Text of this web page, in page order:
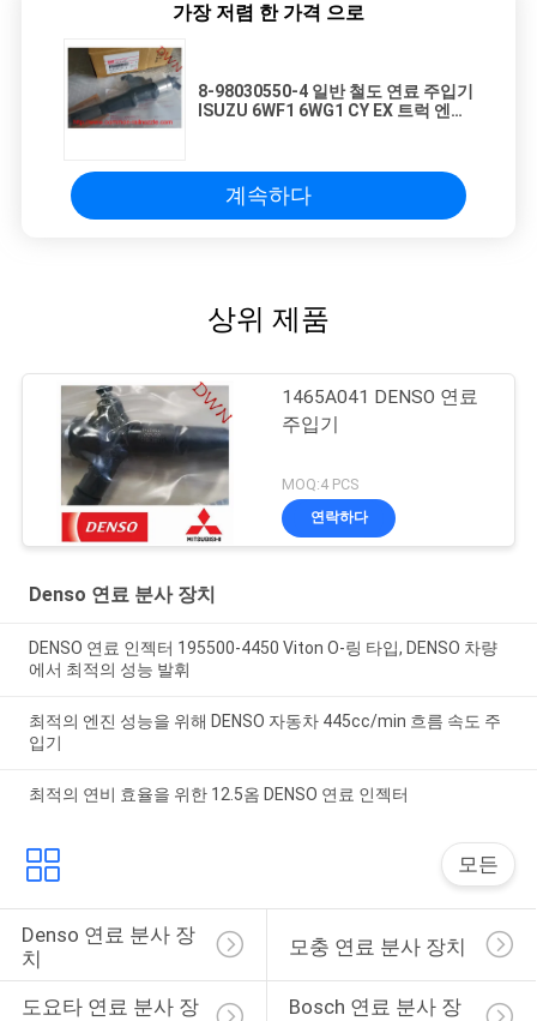
가장 저렴 한 가격 으로
8-98030550-4 일반 철도 연료 주입기
ISUZU 6WF1 6WG1 CY EX 트럭 엔진
계속하다
상위 제품
1465A041 DENSO 연료
주입기
MOQ:4 PCS
연락하다
Denso 연료 분사 장치
DENSO 연료 인젝터 195500-4450 Viton O-링 타입, DENSO 차량
에서 최적의 성능 발휘
최적의 엔진 성능을 위해 DENSO 자동차 445cc/min 흐름 속도 주
입기
최적의 연비 효율을 위한 12.5옴 DENSO 연료 인젝터
모든
Denso 연료 분사 장
치
모충 연료 분사 장치
도요타 연료 분사 장
Bosch 연료 분사 장